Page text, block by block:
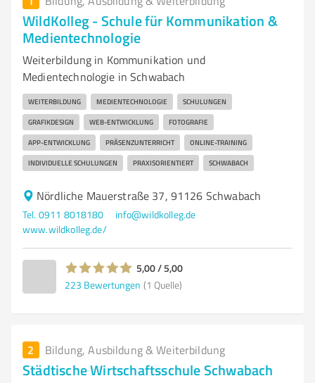
WildKolleg - Schule für Kommunikation &
Medientechnologie
Weiterbildung in Kommunikation und
Medientechnologie in Schwabach
WEITERBILDUNG MEDIENTECHNOLOGIE SCHULUNGEN
GRAFIKDESIGN WEB-ENTWICKLUNG FOTOGRAFIE
APP-ENTWICKLUNG PRÄSENZUNTERRICHT ONLINE-TRAINING
INDIVIDUELLE SCHULUNGEN PRAXISORIENTIERT SCHWABACH
Nördliche Mauerstraße 37, 91126 Schwabach
Tel. 0911 8018180
info@wildkolleg.de
www.wildkolleg.de/
5,00 / 5,00
223 Bewertungen (1 Quelle)
2 Bildung, Ausbildung & Weiterbildung
Städtische Wirtschaftsschule Schwabach